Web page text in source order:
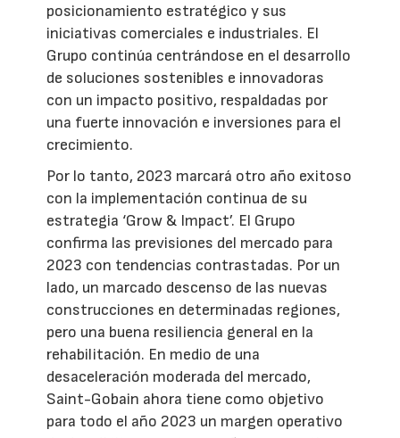
posicionamiento estratégico y sus
iniciativas comerciales e industriales. El
Grupo continúa centrándose en el desarrollo
de soluciones sostenibles e innovadoras
con un impacto positivo, respaldadas por
una fuerte innovación e inversiones para el
crecimiento.
Por lo tanto, 2023 marcará otro año exitoso
con la implementación continua de su
estrategia ‘Grow & Impact’. El Grupo
confirma las previsiones del mercado para
2023 con tendencias contrastadas. Por un
lado, un marcado descenso de las nuevas
construcciones en determinadas regiones,
pero una buena resiliencia general en la
rehabilitación. En medio de una
desaceleración moderada del mercado,
Saint-Gobain ahora tiene como objetivo
para todo el año 2023 un margen operativo